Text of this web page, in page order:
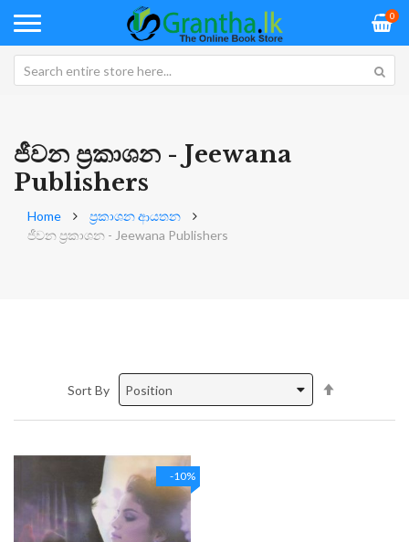
0
ජීවන ප්‍රකාශන - Jeewana
Publishers
Home
ප්‍රකාශන ආයතන
ජීවන ප්‍රකාශන - Jeewana Publishers
Sort By
Direction
-10%